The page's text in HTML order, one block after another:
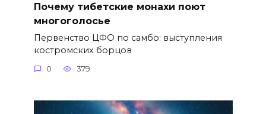
Почему тибетские монахи поют
многоголосье
Первенство ЦФО по самбо: выступления
костромских борцов
0 379